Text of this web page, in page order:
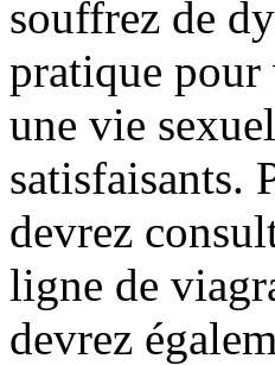
souffrez de
pratique pour
une vie
satisfaisants.
devrez
ligne de
devrez